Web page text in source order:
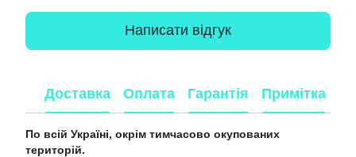
Написати відгук
Доставка Оплата Гарантія Примітка
По всій Україні, окрім тимчасово окупованих
територій.